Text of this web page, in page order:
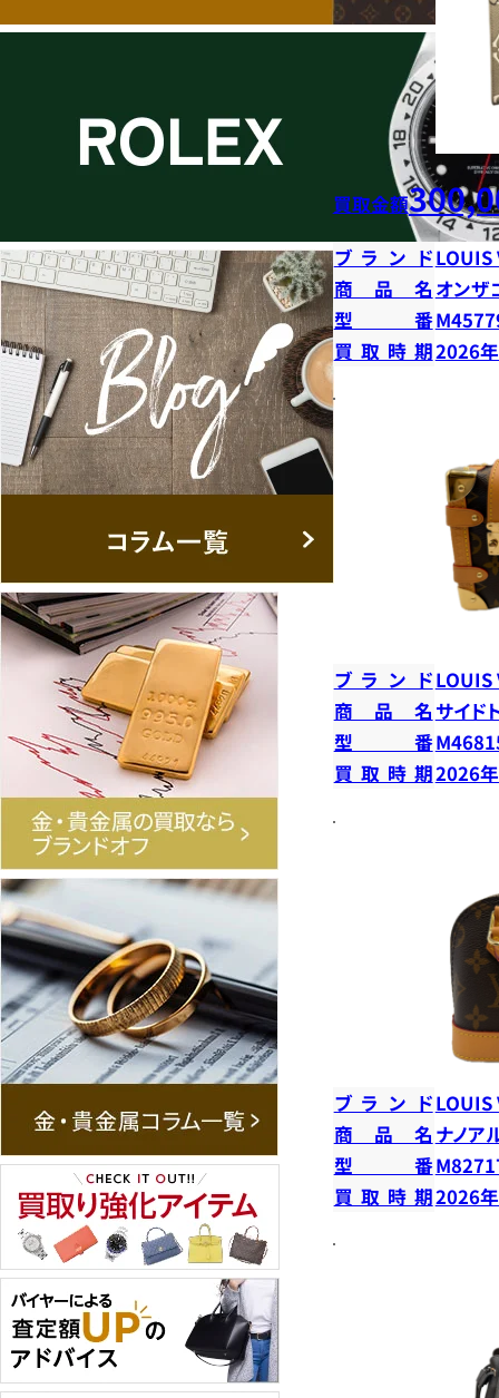
買取金額
ブランドLOUIS
商品名 オンザ
型番
買取時期2026
ブランドLOUIS
商品名 サイド
型番
買取時期2026
ブランドLOUIS
商品名 ナノア
型番
買取時期2026